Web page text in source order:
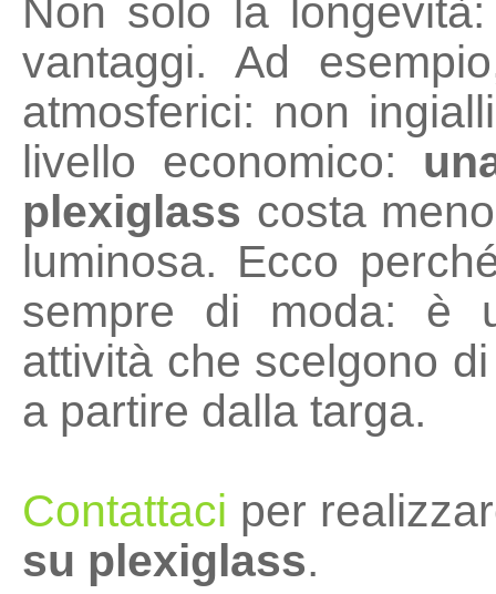
Non solo la
vantaggi. Ad
atmosferici: non
livello economico:
plexiglass costa
luminosa. Ecco
sempre di moda: è
attività che scelgono
a partire dalla targa.
Contattaci per
su plexiglass.